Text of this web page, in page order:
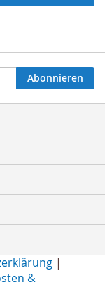
Abonnieren
|
&